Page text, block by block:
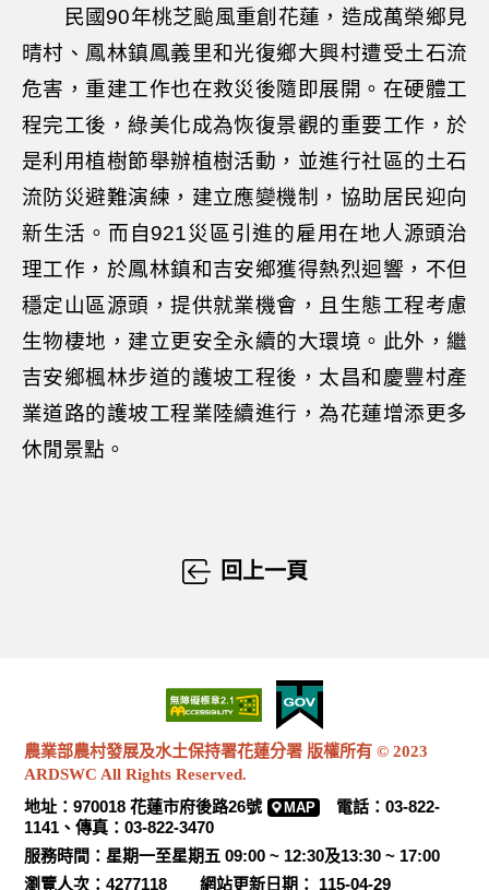
民國90年桃芝颱風重創花蓮，造成萬榮鄉見
晴村、鳳林鎮鳳義里和光復鄉大興村遭受土石流
危害，重建工作也在救災後隨即展開。在硬體工
程完工後，綠美化成為恢復景觀的重要工作，於
是利用植樹節舉辦植樹活動，並進行社區的土石
流防災避難演練，建立應變機制，協助居民迎向
新生活。而自921災區引進的雇用在地人源頭治
理工作，於鳳林鎮和吉安鄉獲得熱烈迴響，不但
穩定山區源頭，提供就業機會，且生態工程考慮
生物棲地，建立更安全永續的大環境。此外，繼
吉安鄉楓林步道的護坡工程後，太昌和慶豐村產
業道路的護坡工程業陸續進行，為花蓮增添更多
休閒景點。
回上一頁
農業部農村發展及水土保持署花蓮分署 版權所有 © 2023
ARDSWC All Rights Reserved.
地址：970018 花蓮市府後路26號 MAP
電話：03-822-
1141、傳真：03-822-3470
服務時間：星期一至星期五 09:00 ~ 12:30及13:30 ~ 17:00
瀏覽人次：4277118 網站更新日期： 115-04-29